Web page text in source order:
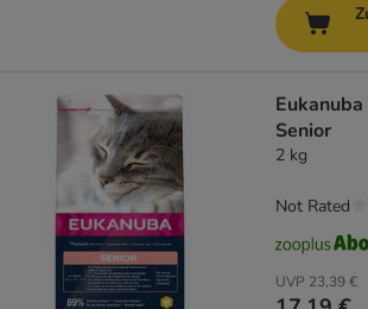
Senior
2 kg
UVP 23,39 €
Not Rated